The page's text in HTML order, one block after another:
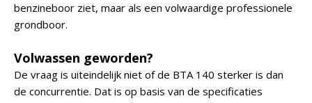
benzineboor ziet, maar als een volwaardige professionele
grondboor.
Volwassen geworden?
De vraag is uiteindelijk niet of de BTA 140 sterker is dan
de concurrentie. Dat is op basis van de specificaties